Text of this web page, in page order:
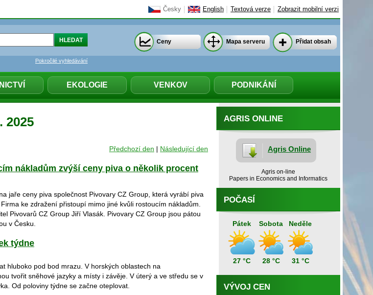
Česky English Textová verze Zobrazit mobilní verzi
EKOLOGIE VENKOV PODNIKÁNÍ
Pokročilé vyhledávání
Ceny Mapa serveru Přidat obsah
2025
Předchozí den | Následující den
nákladům zvýší ceny piva o několik procent
jaře ceny piva společnost Pivovary CZ Group, která vyrábí piva
ke zdražení přistoupí mimo jiné kvůli rostoucím nákladům.
Pivovarů CZ Group Jiří Vlasák. Pivovary CZ Group jsou pátou
v Česku.
týdne
hluboko pod bod mrazu. V horských oblastech na
tvořit sněhové jazyky a místy i závěje. V úterý a ve středu se v
Od poloviny týdne se začne oteplovat.
AGRIS ONLINE
Agris Online
Agris on-line
Papers in Economics and Informatics
POČASÍ
Pátek
27 °C
Sobota
28 °C
Neděle
31 °C
VÝVOJ CEN